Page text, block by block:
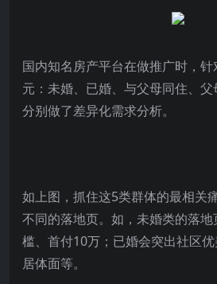
国内知名房产平台在做推广时，
元：未婚、已婚、与父母同住、父
分别做了差异化需求分析。
如上图，抓住这5类群体的最相关
不同的落地页。如，未婚类的落
槛、首付10万；已婚会突出社区
居体面等。